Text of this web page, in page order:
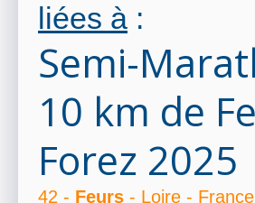
liées à :
Semi-
10 km de
Forez 2025
42 - Feurs - Loire - France